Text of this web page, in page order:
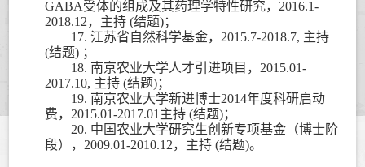
GABA受体的组成及其药理学特性研究， 2016.1-
2018.12，主持 (结题)；
17. 江苏省自然科学基金， 2015.7-2018.7, 主持
(结题) ；
18. 南京农业大学人才引进项目， 2015.01-
2017.10, 主持 (结题)；
19. 南京农业大学新进博士2014年度科研启动
费， 2015.01-2017.01 主持 (结题)；
20. 中国农业大学研究生创新专项基金（博士阶
段）， 2009.01-2010.12，主持 (结题)。